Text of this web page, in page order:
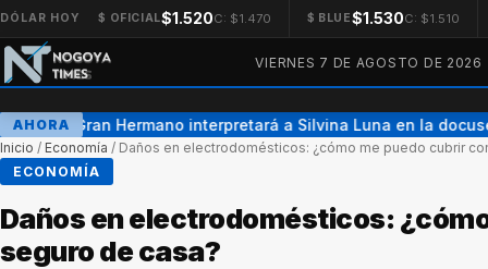
DÓLAR HOY $ OFICIAL$1.520C: $1.470 $ BLUE$1.530C: $1.510
VIERNES 7 DE AGOSTO DE 2026
AHORA
Una ex Gran Hermano interpretará a Silvina Luna en la
Inicio / Economía / Daños en electrodomésticos: ¿cómo me puedo cubrir
ECONOMÍA
Daños en electrodomésticos:
seguro de casa?